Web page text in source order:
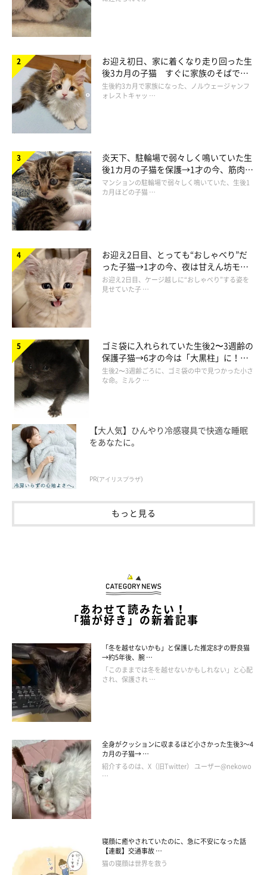
お迎え初日、家に着くなり走り回った生
後3カ月の子猫 すぐに家族のそばで落
ち着く姿に「迎えてよかった」
生後約3カ月で家族になった、ノルウェージャンフ
ォレストキャッ …
炎天下、駐輪場で弱々しく鳴いていた生
後1カ月の子猫を保護→1才の今、筋肉質
でツンデレなコに成長
マンションの駐輪場で弱々しく鳴いていた、生後1
カ月ほどの子猫 …
お迎え2日目、とっても“おしゃべり”だ
った子猫→1才の今、夜は甘えん坊モー
ドになるコに成長！
お迎え2日目、ケージ越しに“おしゃべり”する姿を
見せていた子 …
ゴミ袋に入れられていた生後2〜3週齢の
保護子猫→6才の今は「大黒柱」に！
美しい黒猫に成長した姿にグッとくる
生後2〜3週齢ごろに、ゴミ袋の中で見つかった小さ
な命。ミルク …
【大人気】ひんやり冷感寝具で快適な睡眠
をあなたに。
PR(アイリスプラザ)
もっと見る
あわせて読みたい！
「猫が好き」の新着記事
「冬を越せないかも」と保護した推定8才の野良猫
→約5年後、腕 …
「このままでは冬を越せないかもしれない」と心配
され、保護され …
全身がクッションに収まるほど小さかった生後3～4
カ月の子猫→ …
紹介するのは、X（旧Twitter） ユーザー@nekowo
…
寝顔に癒やされていたのに、急に不安になった話
【連載】交通事故 …
猫の寝顔は世界を救う